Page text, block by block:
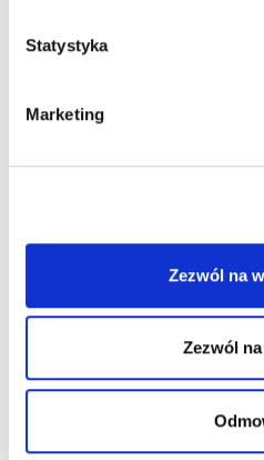
Statystyka
Marketing
Zezwól na
Zezwól
Aranżacja wnętrz
Aranżacja wnętrz to jedno
stojących przed osobami
Wyk...